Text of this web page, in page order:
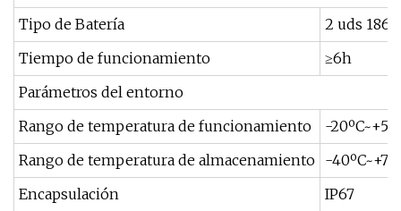
Tipo de Batería
2 uds
Tiempo de funcionamiento
≥6h
Parámetros del entorno
Rango de temperatura de funcionamiento
-
Rango de temperatura de almacenamiento -
Encapsulación
IP67